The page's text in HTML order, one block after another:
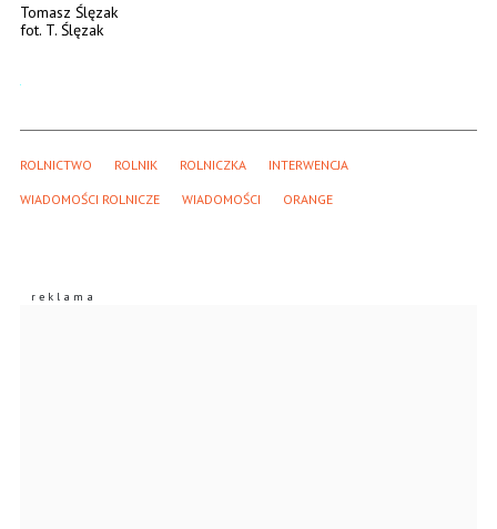
Tomasz Ślęzak
fot. T. Ślęzak
ROLNICTWO ROLNIK ROLNICZKA INTERWENCJA
WIADOMOŚCI ROLNICZE WIADOMOŚCI ORANGE